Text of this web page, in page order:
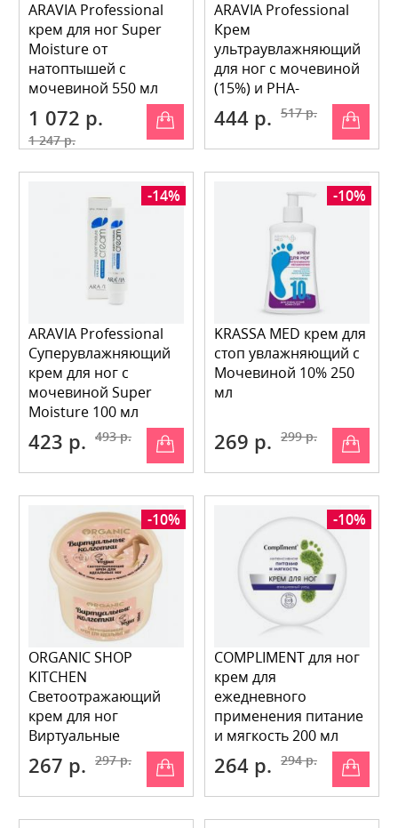
ARAVIA Professional
крем для ног Super
Moisture от
натоптышей с
мочевиной 550 мл
1 072 р.
1 247 р.
ARAVIA Professional
Крем
ультраувлажняющий
для ног с мочевиной
(15%) и PHA-
кислотами Ultra
Moisture
444 р. 517 р.
-14%
ARAVIA Professional
Суперувлажняющий
крем для ног с
мочевиной Super
Moisture 100 мл
423 р. 493 р.
-10%
KRASSA MED крем для
стоп увлажняющий с
Мочевиной 10% 250
мл
269 р. 299 р.
-10%
ORGANIC SHOP
KITCHEN
Светоотражающий
крем для ног
Виртуальные
колготки 100 мл
267 р. 297 р.
-10%
COMPLIMENT для ног
крем для
ежедневного
применения питание
и мягкость 200 мл
264 р. 294 р.